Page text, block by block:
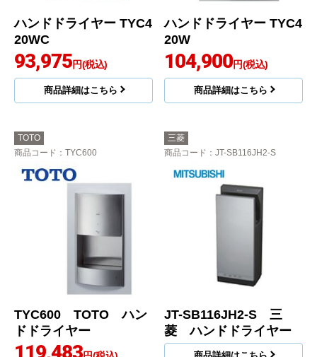
ハンドドライヤー TYC4
20WC
93,975円(税込)
商品詳細はこちら
ハンドドライヤー TYC4
20W
104,900円(税込)
商品詳細はこちら
TOTO
商品コード ：TYC600
TYC600 TOTO ハン
ドドライヤー
三菱
商品コード ：JT-SB116JH2-S
JT-SB116JH2-S 三
菱 ハンドドライヤー